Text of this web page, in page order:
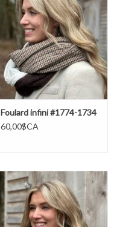
Foulard infini #1774-1734
60,00$CA